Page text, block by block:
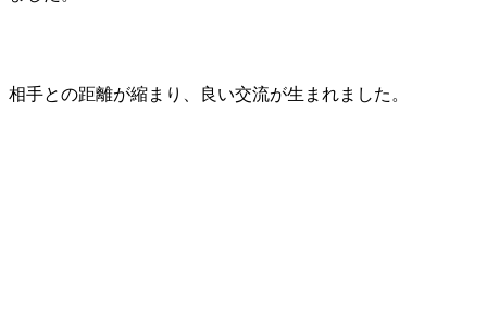
相手との距離が縮まり、良い交流が生まれました。